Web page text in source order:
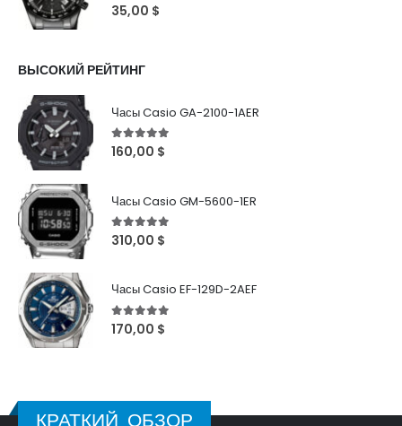
0out of 5
35,00 $
ВЫСОКИЙ РЕЙТИНГ
Часы Casio GA-2100-1AER
5out of 5
160,00 $
Часы Casio GM-5600-1ER
5out of 5
310,00 $
Часы Casio EF-129D-2AEF
5out of 5
170,00 $